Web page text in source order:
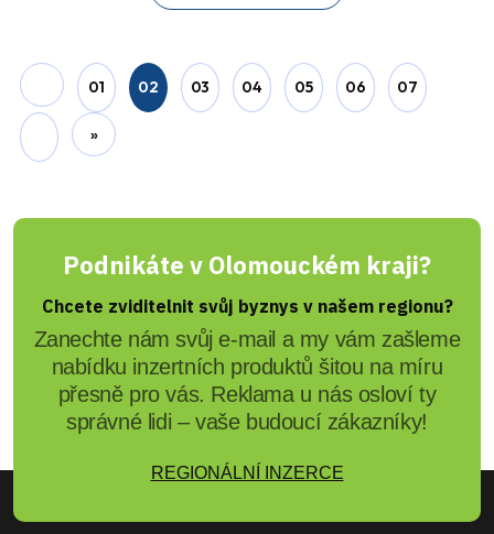
Adam Wágner
Roste poptávka mechaniků
pro elektromobily